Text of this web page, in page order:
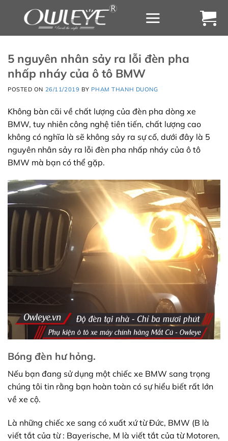
5 nguyên nhân sảy ra lỗi đèn pha
nhấp nháy của ô tô BMW
POSTED ON 26/11/2019 BY PHẠM THANH DUONG
Không bàn cãi về chất lượng của đèn pha dòng xe
BMW, tuy nhiên công nghệ tiên tiến, chất lượng cao
không có nghĩa là sẽ không sảy ra sự cố, dưới đây là 5
nguyên nhân sảy ra lỗi đèn pha nhấp nháy của ô tô
BMW mà bạn có thể gặp.
Bóng đèn hư hỏng.
Nếu bạn đang sử dụng một chiếc xe BMW sang trọng
chúng tôi tin rằng bạn hoàn toàn có sự hiểu biết rất lớn
về xe cộ.
Là những chiếc xe sang có xuất xứ từ Đức, BMW (B là
viết tắt của từ : Bayerische, M là viết tắt của từ Motoren,